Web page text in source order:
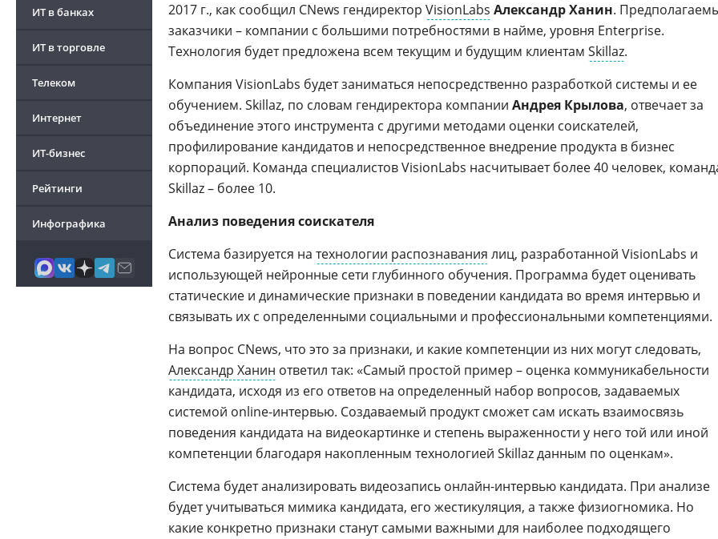
ИТ в банках
ИТ в торговле
Телеком
Интернет
ИТ-бизнес
Рейтинги
Инфографика
2017 г., как сообщил CNews гендиректор VisionLabs Александр Ханин.
заказчики – компании с большими потребностями в найме, уровня Enterprise.
Технология будет предложена всем текущим и будущим клиентам Skillaz.
Компания VisionLabs будет заниматься непосредственно разработкой системы и ее
обучением. Skillaz, по словам гендиректора компании Андрея Крылова, отвечает за
объединение этого инструмента с другими методами оценки соискателей,
профилирование кандидатов и непосредственное внедрение продукта в бизнес
корпораций. Команда специалистов VisionLabs насчитывает более 40 человек,
Skillaz – более 10.
Анализ поведения соискателя
Система базируется на технологии распознавания лиц, разработанной VisionLabs и
использующей нейронные сети глубинного обучения. Программа будет оценивать
статические и динамические признаки в поведении кандидата во время интервью и
связывать их с определенными социальными и профессиональными компетенциями.
На вопрос CNews, что это за признаки, и какие компетенции из них могут следовать,
Александр Ханин ответил так: «Самый простой пример – оценка коммуникабельности
кандидата, исходя из его ответов на определенный набор вопросов, задаваемых
системой online-интервью. Создаваемый продукт сможет сам искать взаимосвязь
поведения кандидата на видеокартинке и степень выраженности у него той или иной
компетенции благодаря накопленным технологией Skillaz данным по оценкам».
Система будет анализировать видеозапись онлайн-интервью кандидата. При анализе
будет учитываться мимика кандидата, его жестикуляция, а также физиогномика. Но
какие конкретно признаки станут самыми важными для наиболее подходящего